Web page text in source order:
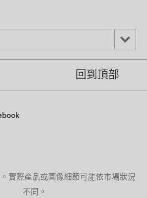
回到頂部
實際產品或圖像細節可能依市場狀況
不同。